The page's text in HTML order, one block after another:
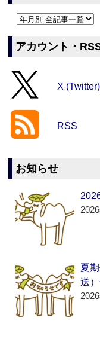
アカウント・
X (Twitter)
RSS
お知らせ
夏
送